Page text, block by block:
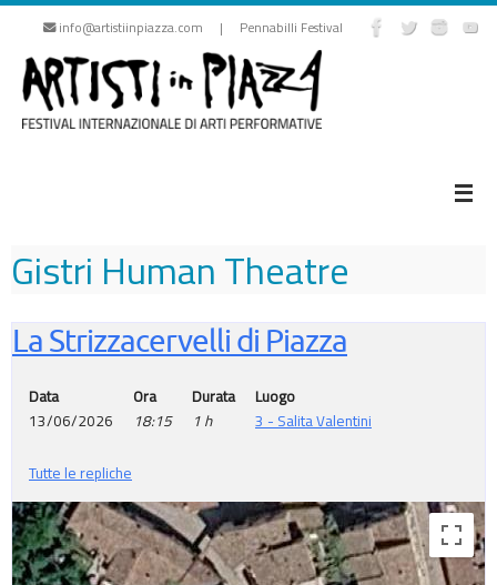
Vai
contenuto
info@artistiinpiazza.com | Pennabilli Festival
Gistri Human Theatre
La Strizzacervelli di Piazza
Data
13/06/2026
Ora
18:15
Durata
1 h
Luogo
3 - Salita Valentini
Tutte le repliche